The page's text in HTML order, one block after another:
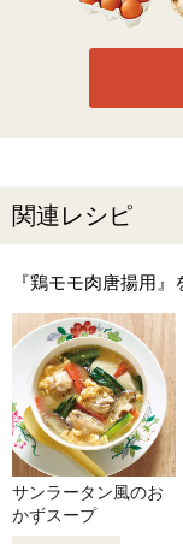
関連レシピ
『鶏モモ肉唐揚用
サンラータン風のお
かずスープ